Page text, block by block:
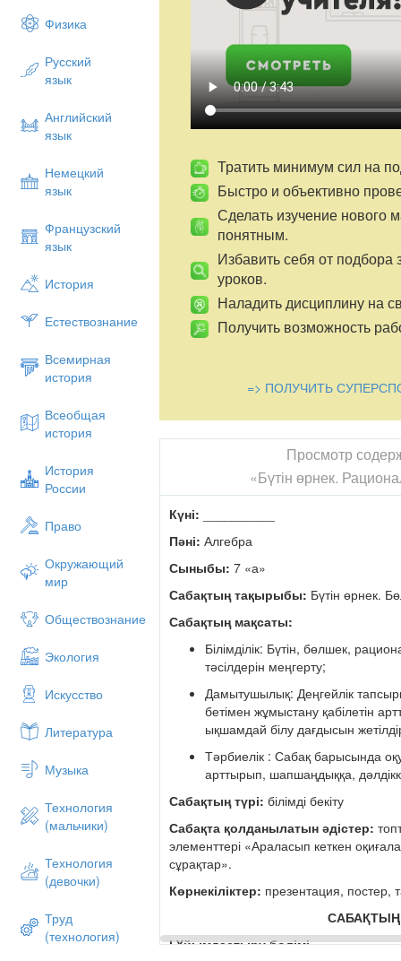
Физика
Русский
язык
Английский
язык
Немецкий
язык
Французский
язык
История
Естествознание
Всемирная
история
Всеобщая
история
История
России
Право
Окружающий
мир
Обществознание
Экология
Искусство
Литература
Музыка
Технология
(мальчики)
Технология
(девочки)
Труд
(технология)
Тратить минимум сил на
Быстро и объективно
Сделать изучение нового
понятным.
Избавить себя от подбора
уроков.
Наладить дисциплину на
Получить возможность
=> ПОЛУЧИТЬ
Просмотр
«Бүтін өрнек.
Күні:
Пәні: Алгебра
Сыныбы: 7 «а»
Сабақтың тақырыбы: Бүтін өрнек.
Сабақтың мақсаты:
Білімділік: Бүтін, бөлшек,
тәсілдерін меңгерту;
Дамытушылық: Деңгейлік
бетімен жұмыстану қабілетін
ықшамдай білу дағдысын
Тәрбиелік : Сабақ барысында
арттырып, шапшаңдыққа,
Сабақтың түрі:білімді бекіту
Сабақта қолданылатын әдістер:
элементтері «Араласып кеткен
сұрақтар».
Көрнекіліктер: презентация, постер,
І.Ұйымдастыру бөлімі